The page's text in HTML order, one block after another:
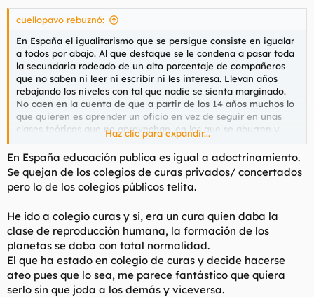
cuellopavo rebuznó:
En España el igualitarismo que se persigue consiste en igualar
a todos por abajo. Al que destaque se le condena a pasar toda
la secundaria rodeado de un alto porcentaje de compañeros
que no saben ni leer ni escribir ni les interesa. Llevan años
rebajando los niveles con tal que nadie se sienta marginado.
No caen en la cuenta de que a partir de los 14 años muchos lo
que quieren es aprender un oficio en vez de seguir en unas
clases teóricas que no aprovechan, en las que se aburren y
aburren al resto.
A lo mejor temen que si se mejora la calidad de la enseñanza
ya no serán tan manipulables, y de mayores no les voten.
Haz clic para expandir...
En España educación publica es igual a adoctrinamiento.
Se quejan de los colegios de curas privados/ concertados
pero lo de los colegios públicos telita.
He ido a colegio curas y si, era un cura quien daba la
clase de reproducción humana, la formación de los
planetas se daba con total normalidad.
El que ha estado en colegio de curas y decide hacerse
ateo pues que lo sea, me parece fantástico que quiera
serlo sin que joda a los demás y viceversa.